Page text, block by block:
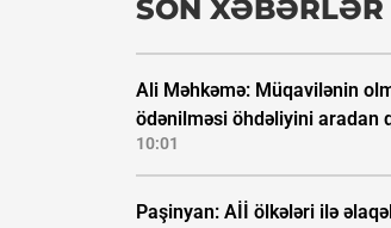
SON XƏBƏRLƏR
Ali Məhkəmə: Müqavilənin
ödənilməsi öhdəliyini aradan
10:01
Paşinyan: Aİİ ölkələri ilə